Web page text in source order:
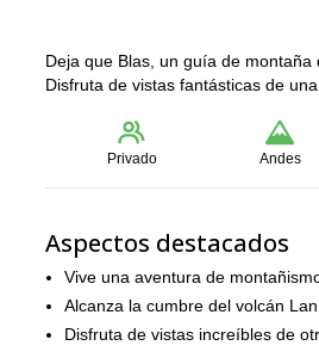
Deja que Blas, un guía de
Disfruta de vistas fantásticas de
Privado Andes
Aspectos destacados
Vive una aventura de
Alcanza la cumbre del volcán
Disfruta de vistas increíbles de